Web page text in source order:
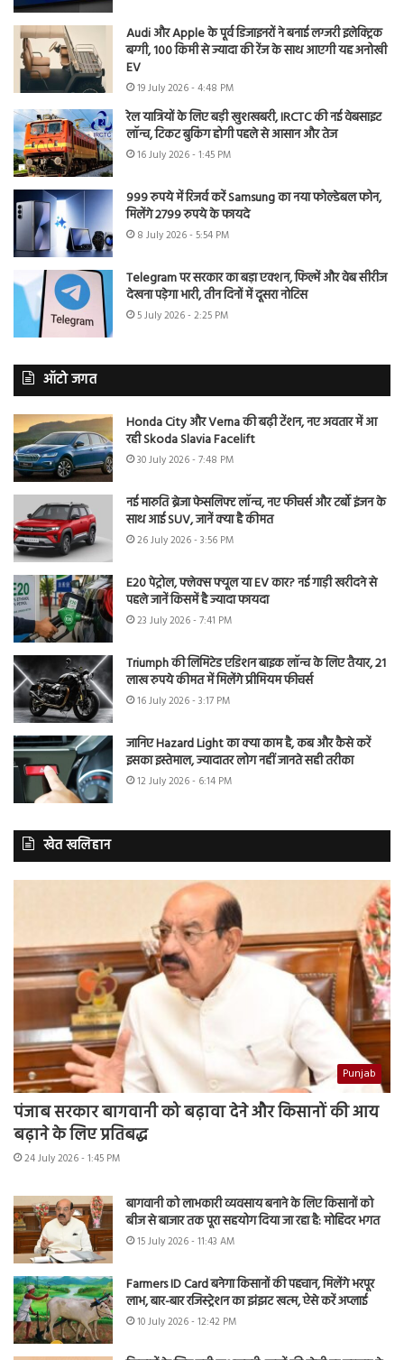
Audi और Apple के पूर्व डिजाइनरों ने बनाई लग्जरी इलेक्ट्रिक
बग्गी, 100 किमी से ज्यादा की रेंज के साथ आएगी यह अनोखी
EV
19 July 2026 - 4:48 PM
रेल यात्रियों के लिए बड़ी खुशखबरी, IRCTC की नई वेबसाइट
लॉन्च, टिकट बुकिंग होगी पहले से आसान और तेज
16 July 2026 - 1:45 PM
999 रुपये में रिजर्व करें Samsung का नया फोल्डेबल फोन,
मिलेंगे 2799 रुपये के फायदे
8 July 2026 - 5:54 PM
Telegram पर सरकार का बड़ा एक्शन, फिल्में और वेब सीरीज
देखना पड़ेगा भारी, तीन दिनों में दूसरा नोटिस
5 July 2026 - 2:25 PM
ऑटो जगत
Honda City और Verna की बढ़ी टेंशन, नए अवतार में आ
रही Skoda Slavia Facelift
30 July 2026 - 7:48 PM
नई मारुति ब्रेजा फेसलिफ्ट लॉन्च, नए फीचर्स और टर्बो इंजन के
साथ आई SUV, जानें क्या है कीमत
26 July 2026 - 3:56 PM
E20 पेट्रोल, फ्लेक्स फ्यूल या EV कार? नई गाड़ी खरीदने से
पहले जानें किसमें है ज्यादा फायदा
23 July 2026 - 7:41 PM
Triumph की लिमिटेड एडिशन बाइक लॉन्च के लिए तैयार, 21
लाख रुपये कीमत में मिलेंगे प्रीमियम फीचर्स
16 July 2026 - 3:17 PM
जानिए Hazard Light का क्या काम है, कब और कैसे करें
इसका इस्तेमाल, ज्यादातर लोग नहीं जानते सही तरीका
12 July 2026 - 6:14 PM
खेत खलिहान
Punjab
पंजाब सरकार बागवानी को बढ़ावा देने और किसानों की आय
बढ़ाने के लिए प्रतिबद्ध
24 July 2026 - 1:45 PM
बागवानी को लाभकारी व्यवसाय बनाने के लिए किसानों को
बीज से बाजार तक पूरा सहयोग दिया जा रहा है: मोहिंदर भगत
15 July 2026 - 11:43 AM
Farmers ID Card बनेगा किसानों की पहचान, मिलेंगे भरपूर
लाभ, बार-बार रजिस्ट्रेशन का झंझट खत्म, ऐसे करें अप्लाई
10 July 2026 - 12:42 PM